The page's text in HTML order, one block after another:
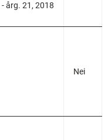
årg. 21, 2018
Nei